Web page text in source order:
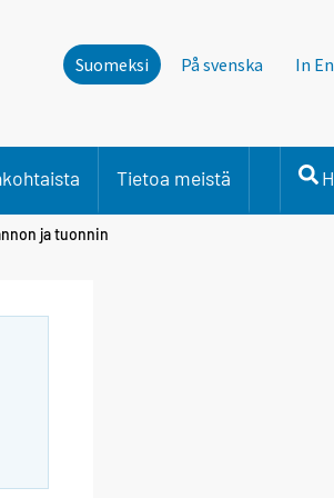
Suomeksi På svenska In
Tietoa meistä
ja tuonnin